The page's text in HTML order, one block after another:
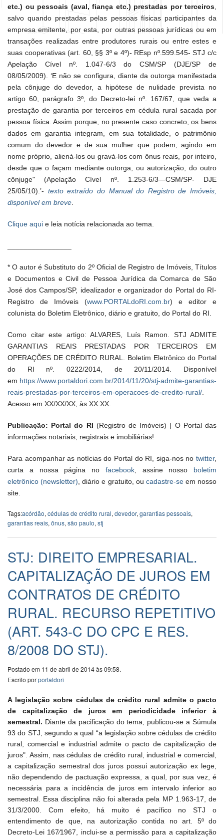
etc.) ou pessoais (aval, fiança etc.) prestadas por terceiros
salvo quando prestadas pelas pessoas físicas participantes da
empresa emitente, por esta, por outras pessoas jurídicas ou em
transações realizadas entre produtores rurais ou entre estes e
suas cooperativas (art. 60, §§ 3º e 4º)- REsp nº.599.545- STJ c/c
Apelação Cível nº. 1.047-6/3 do CSM/SP (DJE/SP de
08/05/2009). ‘E não se configura, diante da outorga manifestada
pela cônjuge do devedor, a hipótese de nulidade prevista no
artigo 60, parágrafo 3º, do Decreto-lei nº. 167/67, que veda a
prestação de garantia por terceiros em cédula rural sacada por
pessoa física. Assim porque, no presente caso concreto, os bens
dados em garantia integram, em sua totalidade, o patrimônio
comum do devedor e de sua mulher que podem, agindo em
nome próprio, aliená-los ou gravá-los com ônus reais, por inteiro,
desde que o façam mediante outorga, ou autorização, do outro
cônjuge" (Apelação Cível nº. 1.253-6/3—CSM/SP- DJE
25/05/10).’- texto extraído do Manual do Registro de Imóveis,
disponível em breve
Clique aqui e leia notícia relacionada ao tema.
* O autor é Substituto do 2º Oficial de Registro de Imóveis, Títulos
e Documentos e Civil de Pessoa Jurídica da Comarca de São
José dos Campos/SP, idealizador e organizador do Portal do RI-
Registro de Imóveis (www.PORTALdoRI.com.br) e editor e
colunista do Boletim Eletrônico, diário e gratuito, do Portal do RI.
Como citar este artigo: ALVARES, Luís Ramon. STJ ADMITE
GARANTIAS REAIS PRESTADAS POR TERCEIROS EM
OPERAÇÕES DE CRÉDITO RURAL. Boletim Eletrônico do Portal
do RI nº. 0222/2014, de 20/11/2014. Disponível
em https://www.portaldori.com.br/2014/11/20/stj-admite-garantias-
reais-prestadas-por-terceiros-em-operacoes-de-credito-rural/
Acesso em XX/XX/XX, às XX:XX.
Publicação: Portal do RI (Registro de Imóveis) | O Portal das
informações notariais, registrais e imobiliárias!
Para acompanhar as notícias do Portal do RI, siga-nos no twitter,
curta a nossa página no facebook, assine nosso boletim
eletrônico (newsletter) , diário e gratuito, ou cadastre-seem nosso
site.
Tags:acórdão, cédulas de crédito rural, devedor, garantias pessoais,
garantias reais, ônus, são paulo, stj
STJ: DIREITO EMPRESARIAL.
CAPITALIZAÇÃO DE JUROS EM
CONTRATOS DE CRÉDITO
RURAL. RECURSO REPETITIVO
(ART. 543-C DO CPC E RES.
8/2008 DO STJ).
Postado em 11 de abril de 2014 às 09:58.
Escrito porportaldori
A legislação sobre cédulas de crédito rural admite o pacto
de capitalização de juros em periodicidade inferior à
semestral. Diante da pacificação do tema, publicou-se a Súmula
93 do STJ, segundo a qual “a legislação sobre cédulas de crédito
rural, comercial e industrial admite o pacto de capitalização de
juros". Assim, nas cédulas de crédito rural, industrial e comercial,
a capitalização semestral dos juros possui autorização ex lege,
não dependendo de pactuação expressa, a qual, por sua vez, é
necessária para a incidência de juros em intervalo inferior ao
semestral. Essa disciplina não foi alterada pela MP 1.963-17, de
31/3/2000. Com efeito, há muito é pacífico no STJ o
entendimento de que, na autorização contida no art. 5º do
Decreto-Lei 167⁄1967, inclui-se a permissão para a capitalização